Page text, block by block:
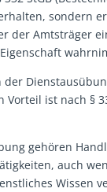
sondern
der Amtsträger
der
ist nach §
gehören
auch
Wissen